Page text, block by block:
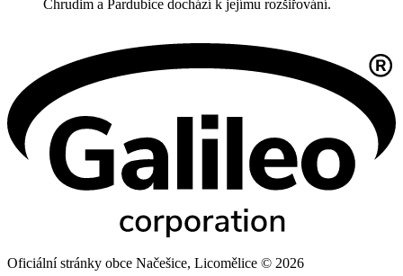
Chrudim a Pardubice dochází k jejímu rozšiřování.
Oficiální stránky obce Načešice, Licomělice © 2026